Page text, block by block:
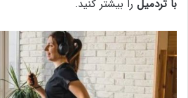
با تردمیل را بیشتر کنید.